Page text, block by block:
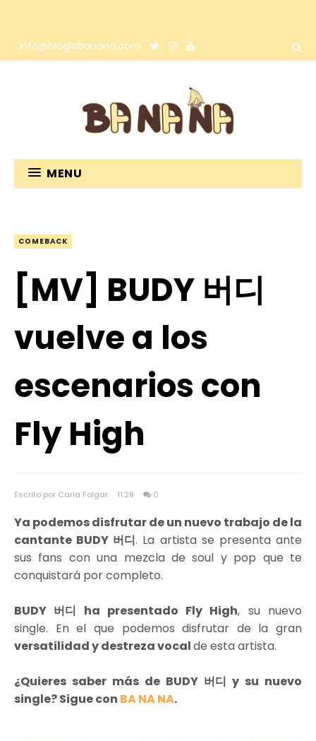
info@bloglabanana.com
MENU
COMEBACK
[MV] BUDY 버디
vuelve a los
escenarios con
Fly High
Escrito por Carla Folgar 11:28 0
Ya podemos disfrutar de un nuevo trabajo de la
cantante BUDY 버디. La artista se presenta ante
sus fans con una mezcla de soul y pop que te
conquistará por completo.
BUDY 버디 ha presentado Fly High, su nuevo
single. En el que podemos disfrutar de la gran
versatilidad y destreza vocalde esta artista.
¿Quieres saber más de BUDY 버디 y su nuevo
single? Sigue con BA NA NA.